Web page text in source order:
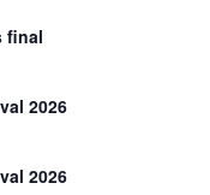
final
2026
2026